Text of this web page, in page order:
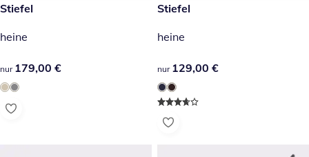
179,00 €
Stiefel
heine
179,00 €
nur 179,00 €
129,00 €
Stiefel
heine
129,00 €
nur 129,00 €